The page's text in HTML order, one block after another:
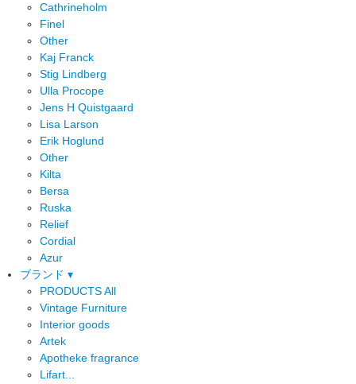
Cathrineholm
Finel
Other
Kaj Franck
Stig Lindberg
Ulla Procope
Jens H Quistgaard
Lisa Larson
Erik Hoglund
Other
Kilta
Bersa
Ruska
Relief
Cordial
Azur
ブランド ▾
PRODUCTS All
Vintage Furniture
Interior goods
Artek
Apotheke fragrance
Lifart...